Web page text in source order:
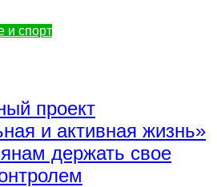
и спорт
проект
и активная жизнь»
держать свое